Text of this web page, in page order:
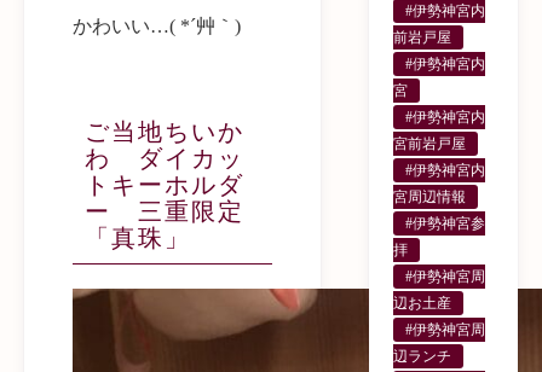
かわいい…( *´艸｀)
ご当地ちいか
わ ダイカッ
トキーホルダ
ー 三重限定
「真珠」
#伊勢神宮内
前岩戸屋
#伊勢神宮内
宮
#伊勢神宮内
宮前岩戸屋
#伊勢神宮内
宮周辺情報
#伊勢神宮参
拝
#伊勢神宮周
辺お土産
#伊勢神宮周
辺ランチ